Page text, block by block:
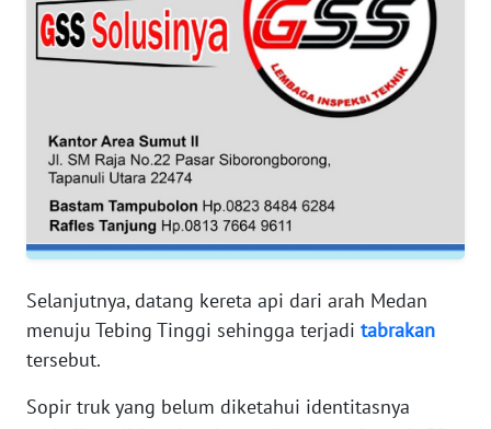
Selanjutnya, datang kereta api dari arah Medan
menuju Tebing Tinggi sehingga terjadi tabrakan
tersebut.
Sopir truk yang belum diketahui identitasnya
WN
KEPRI
WN
PAPUA
BARAT
RIAU
WN